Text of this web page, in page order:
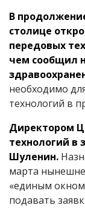
В
столице
передовых
чем сообщил
необходимо
технологий в
Директором
технологий в
Шуленин.
марта
«единым
подавать